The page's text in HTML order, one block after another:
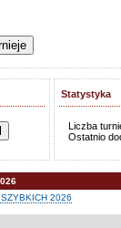
Statystyka
Liczba
Ostatnio
2026